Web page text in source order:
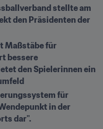
stellte am
den Präsidenten der
Maßstäbe für
bessere
den Spielerinnen ein
für
in der
dar".